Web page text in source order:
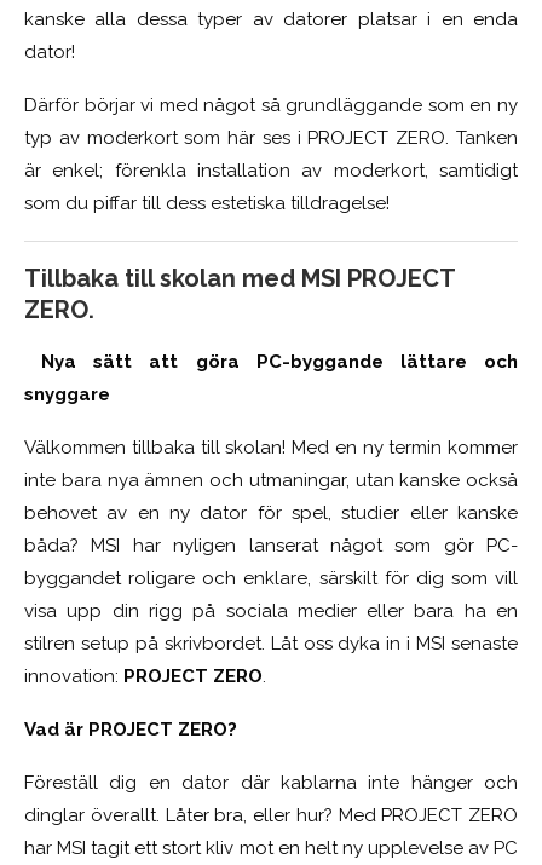
kanske alla dessa typer av datorer platsar i en enda
dator!
Därför börjar vi med något så grundläggande som en ny
typ av moderkort som här ses i PROJECT ZERO. Tanken
är enkel; förenkla installation av moderkort, samtidigt
som du piffar till dess estetiska tilldragelse!
Tillbaka till skolan med MSI PROJECT
ZERO.
Nya sätt att göra PC-byggande lättare och
snyggare
Välkommen tillbaka till skolan! Med en ny termin kommer
inte bara nya ämnen och utmaningar, utan kanske också
behovet av en ny dator för spel, studier eller kanske
båda? MSI har nyligen lanserat något som gör PC-
byggandet roligare och enklare, särskilt för dig som vill
visa upp din rigg på sociala medier eller bara ha en
stilren setup på skrivbordet. Låt oss dyka in i MSI senaste
innovation: PROJECT ZERO.
Vad är PROJECT ZERO?
Föreställ dig en dator där kablarna inte hänger och
dinglar överallt. Låter bra, eller hur? Med PROJECT ZERO
har MSI tagit ett stort kliv mot en helt ny upplevelse av PC